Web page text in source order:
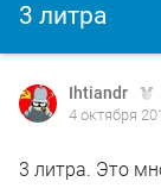
3 литра
Ihtiandr
4 октября
3 литра. Это